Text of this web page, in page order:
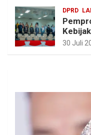
DPRD
30 Juli